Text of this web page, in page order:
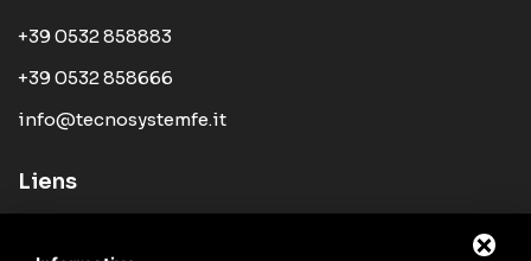
+39 0532 858883
+39 0532 858666
info@tecnosystemfe.it
Liens